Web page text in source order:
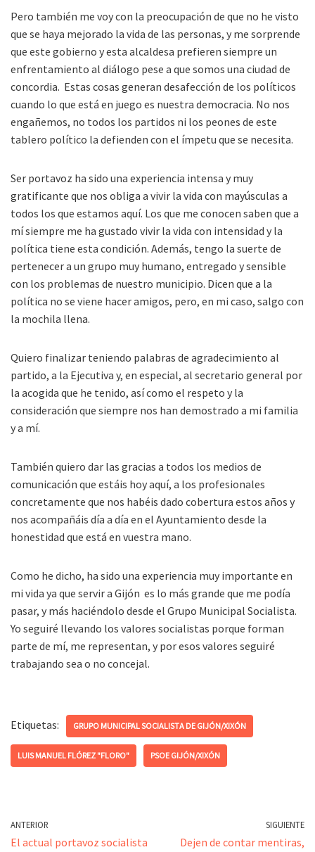
Pero también me voy con la preocupación de que no he visto
que se haya mejorado la vida de las personas, y me sorprende
que este gobierno y esta alcaldesa prefieren siempre un
enfrentamiento al diálogo pese a que somos una ciudad de
concordia. Estas cosas generan desafección de los políticos
cuando lo que está en juego es nuestra democracia. No nos
engañemos, no todos los partidos ni los peones de este
tablero político la defienden con el ímpetu que se necesita.
Ser portavoz ha sido una experiencia intensa y muy
gratificante que nos obliga a vivir la vida con mayúsculas a
todos los que estamos aquí. Los que me conocen saben que a
mí siempre me ha gustado vivir la vida con intensidad y la
política tiene esta condición. Además, tengo la suerte de
pertenecer a un grupo muy humano, entregado y sensible
con los problemas de nuestro municipio. Dicen que a la
política no se viene hacer amigos, pero, en mi caso, salgo con
la mochila llena.
Quiero finalizar teniendo palabras de agradecimiento al
partido, a la Ejecutiva y, en especial, al secretario general por
la acogida que he tenido, así como el respeto y la
consideración que siempre nos han demostrado a mi familia
y a mí.
También quiero dar las gracias a todos los medios de
comunicación que estáis hoy aquí, a los profesionales
concretamente que nos habéis dado cobertura estos años y
nos acompañáis día a día en el Ayuntamiento desde la
honestidad que está en vuestra mano.
Como he dicho, ha sido una experiencia muy importante en
mi vida ya que servir a Gijón es lo más grande que me podía
pasar, y más haciéndolo desde el Grupo Municipal Socialista.
Yo seguiré llevando los valores socialistas porque forman
parte de mí, me representan, y por esos valores seguiré
trabajando sea o no concejal.
Etiquetas: GRUPO MUNICIPAL SOCIALISTA DE GIJÓN/XIXÓN
LUIS MANUEL FLÓREZ "FLORO" PSOE GIJÓN/XIXÓN
ANTERIOR
El actual portavoz socialista
SIGUIENTE
Dejen de contar mentiras,